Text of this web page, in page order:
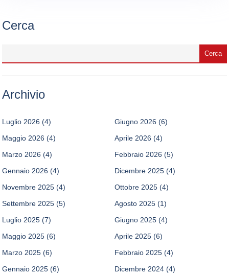
Cerca
Archivio
Luglio 2026 (4) Giugno 2026 (6)
Maggio 2026 (4) Aprile 2026 (4)
Marzo 2026 (4) Febbraio 2026 (5)
Gennaio 2026 (4) Dicembre 2025 (4)
Novembre 2025 (4) Ottobre 2025 (4)
Settembre 2025 (5) Agosto 2025 (1)
Luglio 2025 (7) Giugno 2025 (4)
Maggio 2025 (6) Aprile 2025 (6)
Marzo 2025 (6) Febbraio 2025 (4)
Gennaio 2025 (6) Dicembre 2024 (4)